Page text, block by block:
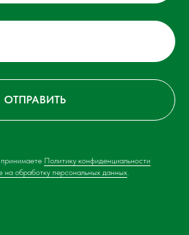
ОТПРАВИТЬ
Политику конфиденциальности
на обработку персональных данных.